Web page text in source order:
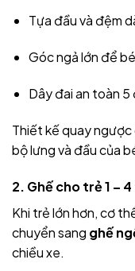
Tựa đầu và đệm
Góc ngả lớn để
Dây đai an toàn 5
Thiết kế quay
bộ lưng và đầu của
2. Ghế cho trẻ 1 –
Khi trẻ lớn hơn, cơ
chuyển sang ghế
chiều xe.